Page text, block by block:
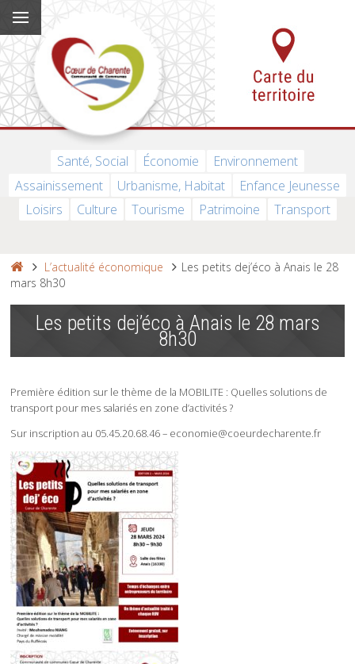
Santé, Social Économie
Environnement
Assainissement
Urbanisme, Habitat
Enfance Jeunesse
Loisirs
Culture Tourisme Patrimoine Transport
L’actualité économique
Les petits dej’éco à Anais le 28
mars 8h30
Les petits dej’éco à Anais le 28 mars
8h30
Première édition sur le thème de la MOBILITE : Quelles solutions de
transport pour mes salariés en zone d’activités ?
Sur inscription au 05.45.20.68.46 – economie@coeurdecharente.fr